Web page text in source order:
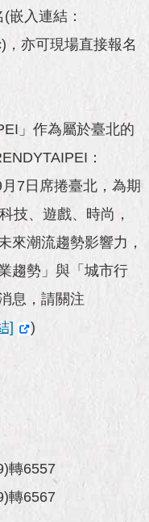
嵌入連結：
亦可現場直接報名
」作為屬於臺北的
：
7日席捲臺北，為期
技、遊戲、時尚，
來潮流趨勢影響力，
趨勢」與「城市行
息，請關注
] )
轉6557
轉6567